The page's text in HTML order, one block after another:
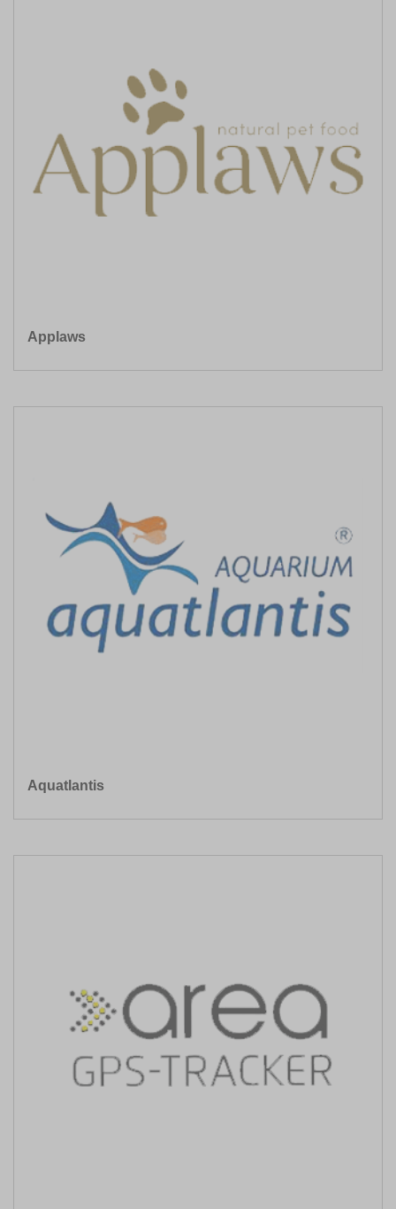
Applaws
Aquatlantis